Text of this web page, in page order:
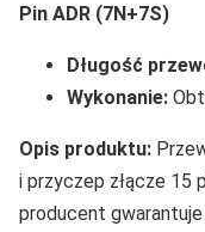
Pin ADR (7N+7S)
Długość
Wykonanie:
Opis produktu:
i przyczep złącze 15
producent